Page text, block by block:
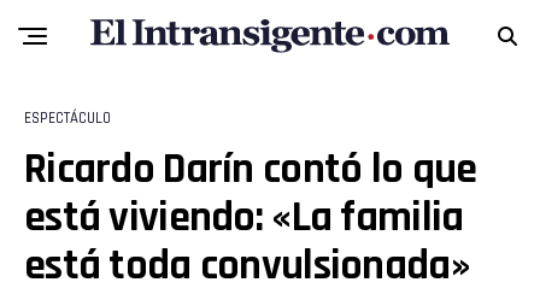
ESPECTÁCULO
Ricardo Darín contó lo que
está viviendo: «La familia
está toda convulsionada»